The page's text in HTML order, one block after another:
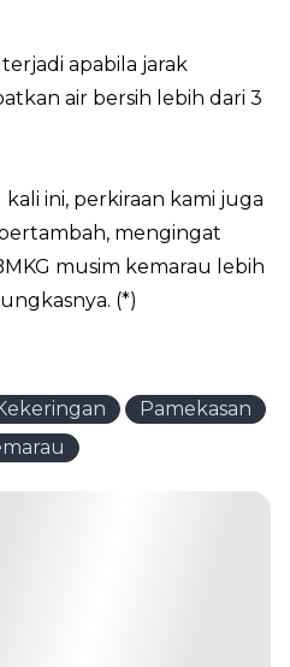
apabila jarak
air bersih lebih dari 3
ini, perkiraan kami juga
mengingat
musim kemarau lebih
(*)
Pamekasan